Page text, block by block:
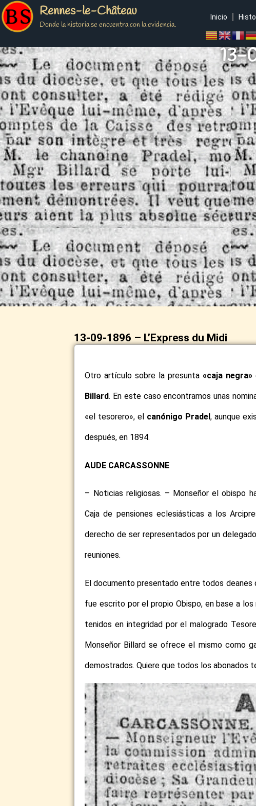
Rennes-le-Château
Donde la historia se encuentra con la evidencia.
Inicio
13-
13-09-1896 – L’Express du Midi
Otro artículo sobre la presunta «caja negra»
Billard. En este caso encontramos unas
«el tesorero», el canónigo Pradel, aunque
después, en 1894.
AUDE CARCASSONNE
– Noticias religiosas. – Monseñor el obispo
Caja de pensiones eclesiásticas a los
derecho de ser representados por un
reuniones.
El documento presentado entre todos deanes
fue escrito por el propio Obispo, en base a
tenidos en integridad por el malogrado
Monseñor Billard se ofrece el mismo como
demostrados. Quiere que todos los abonados